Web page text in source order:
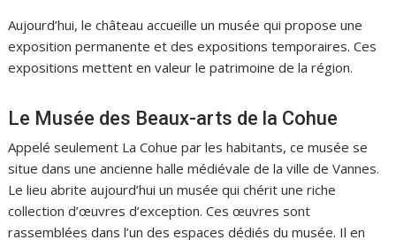
Aujourd’hui, le château accueille un musée qui propose une
exposition permanente et des expositions temporaires. Ces
expositions mettent en valeur le patrimoine de la région.
Le Musée des Beaux-arts de la Cohue
Appelé seulement La Cohue par les habitants, ce musée se
situe dans une ancienne halle médiévale de la ville de Vannes.
Le lieu abrite aujourd’hui un musée qui chérit une riche
collection d’œuvres d’exception. Ces œuvres sont
rassemblées dans l’un des espaces dédiés du musée. Il en